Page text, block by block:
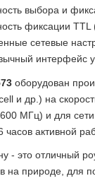
выбора и
фиксации
сетевые
интерфейс
оборудован
и др.) на
МГц) и для сети
часов активной
- это отличный
на природе, для